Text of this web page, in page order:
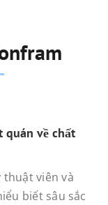
quán về chất
thuật viên và
biết sâu sắc